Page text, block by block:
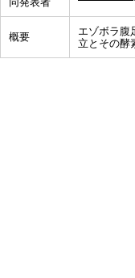
概要
エゾボラ腹
立とその酵